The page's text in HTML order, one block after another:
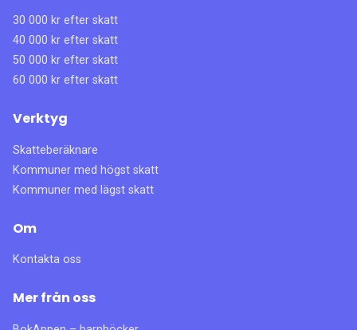
30 000 kr efter skatt
40 000 kr efter skatt
50 000 kr efter skatt
60 000 kr efter skatt
Verktyg
Skatteberäknare
Kommuner med högst skatt
Kommuner med lägst skatt
Om
Kontakta oss
Mer från oss